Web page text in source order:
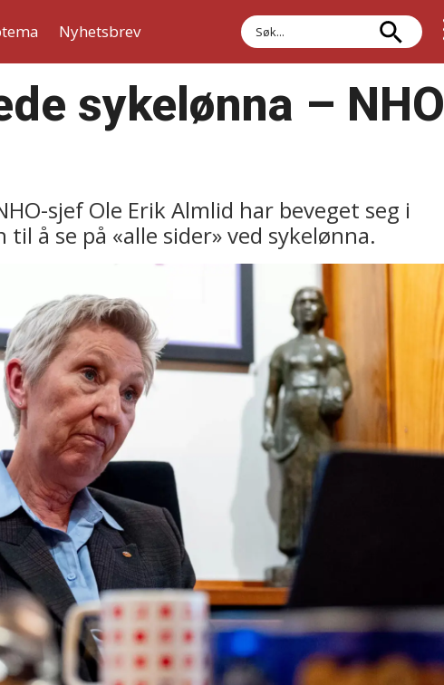
Nyhetsbrev
Søk
sykelønna –⁠ NHO
sjef Ole Erik Almlid har beveget seg i
å se på «alle sider» ved sykelønna.